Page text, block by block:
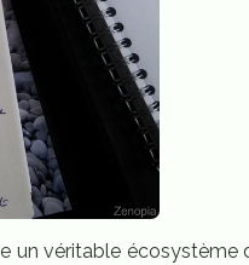
un véritable écosystème